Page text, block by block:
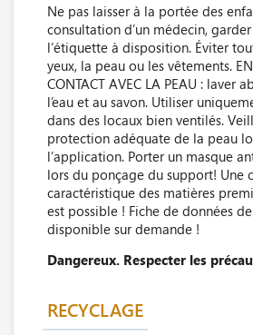
Ne pas laisser à la portée des
consultation d’un médecin,
l’étiquette à disposition. Éviter
yeux, la peau ou les vêtements. EN
CONTACT AVEC LA PEAU : laver
l’eau et au savon. Utiliser
dans des locaux bien ventilés.
protection adéquate de la peau
l’application. Porter un masque
lors du ponçage du support! Une
caractéristique des matières
est possible ! Fiche de données
disponible sur demande !
Dangereux. Respecter les
RECYCLAGE